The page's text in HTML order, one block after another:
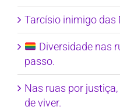
Tarcísio inimigo das
Diversidade nas
passo.
Nas ruas por
de viver.